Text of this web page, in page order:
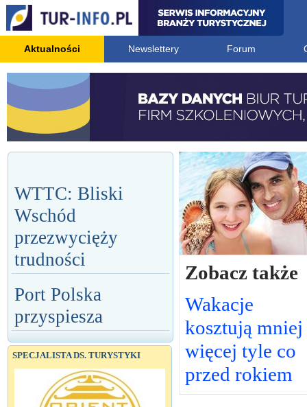
Aktualności Newslettery Forum
WTTC: Bliski
Wschód
przezwycięży
trudności
Port Polska
przyspiesza
SPECJALISTA DS. TURYSTYKI
Zobacz także
Wakacje
kosztują mniej
więcej tyle co
przed rokiem